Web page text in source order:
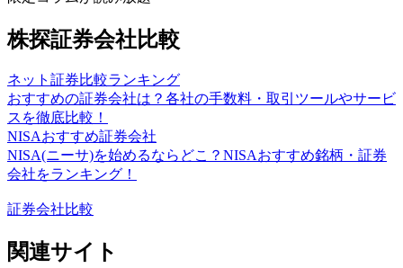
株探証券会社比較
ネット証券比較ランキング
おすすめの証券会社は？各社の手数料・取引ツールやサービ
スを徹底比較！
NISAおすすめ証券会社
NISA(ニーサ)を始めるならどこ？NISAおすすめ銘柄・証券
会社をランキング！
証券会社比較
関連サイト